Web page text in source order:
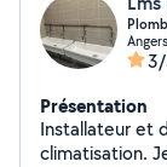
Présentation
Installateur et
climatisation.